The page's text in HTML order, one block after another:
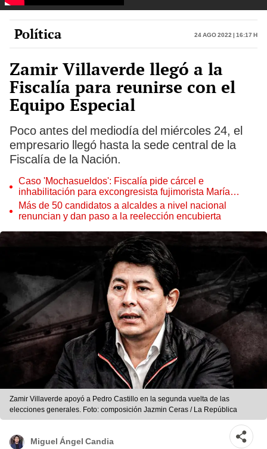
Petroperú | Sin Guion con
Rosa María Palacios
Política 24 Ago 2022 | 16:17 h
Zamir Villaverde llegó a la
Fiscalía para reunirse con el
Equipo Especial
Poco antes del mediodía del miércoles 24, el
empresario llegó hasta la sede central de la
Fiscalía de la Nación.
Caso 'Mochasueldos': Fiscalía pide cárcel e
inhabilitación para excongresista fujimorista María
Cordero Jon Tay
Más de 50 candidatos a alcaldes a nivel nacional
renuncian y dan paso a la reelección encubierta
Zamir Villaverde apoyó a Pedro Castillo en la segunda vuelta de las
elecciones generales. Foto: composición Jazmin Ceras / La República
Miguel Ángel Candia